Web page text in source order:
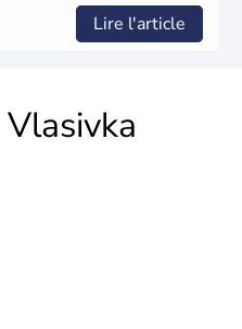
Lire l'article
Vlasivka